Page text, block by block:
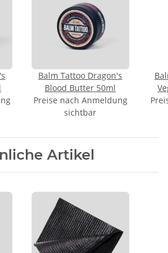
Balm Tattoo Dragon's
Blood Butter 50ml
Preise nach Anmeldung
sichtbar
Artikel